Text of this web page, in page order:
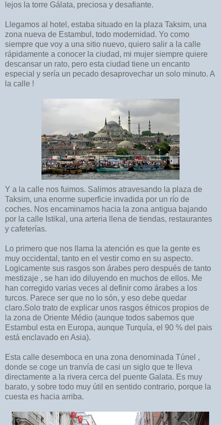
lejos la torre Gálata, preciosa y desafiante.
Llegamos al hotel, estaba situado en la plaza Taksim, una
zona nueva de Estambul, todo modernidad. Yo como
siempre que voy a una sitio nuevo, quiero salir a la calle
rápidamente a conocer la ciudad, mi mujer siempre quiere
descansar un rato, pero esta ciudad tiene un encanto
especial y sería un pecado desaprovechar un solo minuto. A
la calle !
Y a la calle nos fuimos. Salimos atravesando la plaza de
Taksim, una enorme superficie invadida por un río de
coches. Nos encaminamos hacia la zona antigua bajando
por la calle Istikal, una arteria llena de tiendas, restaurantes
y cafeterías.
Lo primero que nos llama la atención es que la gente es
muy occidental, tanto en el vestir como en su aspecto.
Logicamente sus rasgos son árabes pero después de tanto
mestizaje , se han ido diluyendo en muchos de ellos. Me
han corregido varias veces al definir como árabes a los
turcos. Parece ser que no lo són, y eso debe quedar
claro.Solo trato de explicar unos rasgos étnicos propios de
la zona de Oriente Médio (aunque todos sabemos que
Estambul esta en Europa, aunque Turquía, el 90 % del pais
está enclavado en Asia).
Esta calle desemboca en una zona denominada Túnel ,
donde se coge un tranvía de casi un siglo que te lleva
directamente a la rivera cerca del puente Galata. Es muy
barato, y sobre todo muy útil en sentido contrario, porque la
cuesta es hacia arriba.